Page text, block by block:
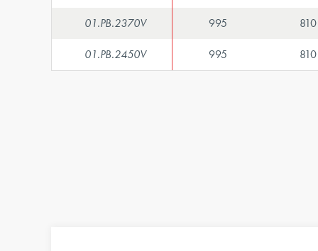
01.PB.2370V 995 810
01.PB.2450V 995 810